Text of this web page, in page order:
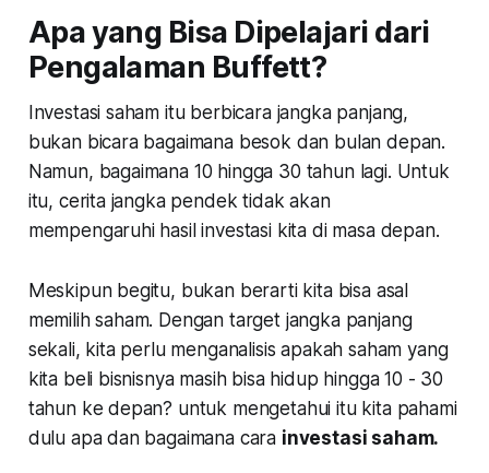
Apa yang Bisa Dipelajari dari
Pengalaman Buffett?
Investasi saham itu berbicara jangka panjang,
bukan bicara bagaimana besok dan bulan depan.
Namun, bagaimana 10 hingga 30 tahun lagi. Untuk
itu, cerita jangka pendek tidak akan
mempengaruhi hasil investasi kita di masa depan.
Meskipun begitu, bukan berarti kita bisa asal
memilih saham. Dengan target jangka panjang
sekali, kita perlu menganalisis apakah saham yang
kita beli bisnisnya masih bisa hidup hingga 10 - 30
tahun ke depan? untuk mengetahui itu kita pahami
dulu apa dan bagaimana cara investasi saham.